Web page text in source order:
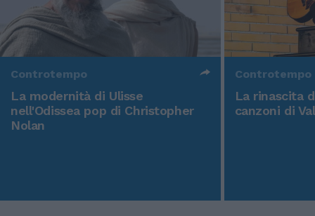
Controtempo
La modernità di Ulisse
nell'Odissea pop di Christopher
Nolan
Controtempo
La rinascita
canzoni di